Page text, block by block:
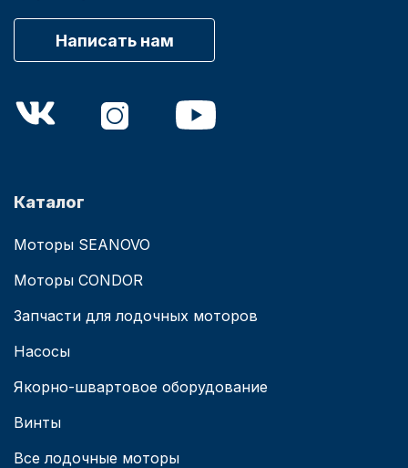
Написать нам
Каталог
Моторы SEANOVO
Моторы CONDOR
Запчасти для лодочных моторов
Насосы
Якорно-швартовое оборудование
Винты
Все лодочные моторы